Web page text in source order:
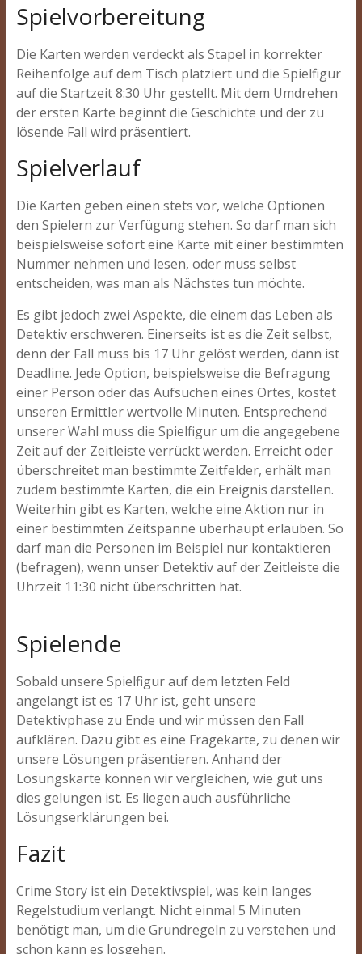
Spielvorbereitung
Die Karten werden verdeckt als Stapel in korrekter
Reihenfolge auf dem Tisch platziert und die Spielfigur
auf die Startzeit 8:30 Uhr gestellt. Mit dem Umdrehen
der ersten Karte beginnt die Geschichte und der zu
lösende Fall wird präsentiert.
Spielverlauf
Die Karten geben einen stets vor, welche Optionen
den Spielern zur Verfügung stehen. So darf man sich
beispielsweise sofort eine Karte mit einer bestimmten
Nummer nehmen und lesen, oder muss selbst
entscheiden, was man als Nächstes tun möchte.
Es gibt jedoch zwei Aspekte, die einem das Leben als
Detektiv erschweren. Einerseits ist es die Zeit selbst,
denn der Fall muss bis 17 Uhr gelöst werden, dann ist
Deadline. Jede Option, beispielsweise die Befragung
einer Person oder das Aufsuchen eines Ortes, kostet
unseren Ermittler wertvolle Minuten. Entsprechend
unserer Wahl muss die Spielfigur um die angegebene
Zeit auf der Zeitleiste verrückt werden. Erreicht oder
überschreitet man bestimmte Zeitfelder, erhält man
zudem bestimmte Karten, die ein Ereignis darstellen.
Weiterhin gibt es Karten, welche eine Aktion nur in
einer bestimmten Zeitspanne überhaupt erlauben. So
darf man die Personen im Beispiel nur kontaktieren
(befragen), wenn unser Detektiv auf der Zeitleiste die
Uhrzeit 11:30 nicht überschritten hat.
Spielende
Sobald unsere Spielfigur auf dem letzten Feld
angelangt ist es 17 Uhr ist, geht unsere
Detektivphase zu Ende und wir müssen den Fall
aufklären. Dazu gibt es eine Fragekarte, zu denen wir
unsere Lösungen präsentieren. Anhand der
Lösungskarte können wir vergleichen, wie gut uns
dies gelungen ist. Es liegen auch ausführliche
Lösungserklärungen bei.
Fazit
Crime Story ist ein Detektivspiel, was kein langes
Regelstudium verlangt. Nicht einmal 5 Minuten
benötigt man, um die Grundregeln zu verstehen und
schon kann es losgehen.